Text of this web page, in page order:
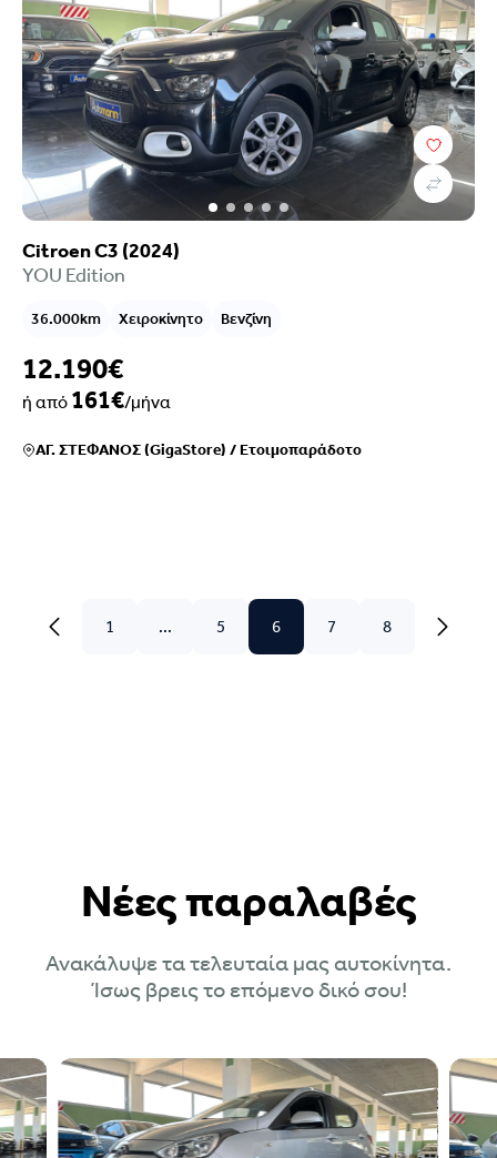
Citroen C3 (2024)
YOU Edition
36.000km Χειροκίνητο Βενζίνη
12.190€
ή από 161€/μήνα
ΑΓ. ΣΤΕΦΑΝΟΣ (GigaStore) /Ετοιμοπαράδοτο
1 ... 5 6 7 8
Νέες παραλαβές
Ανακάλυψε τα τελευταία μας αυτοκίνητα.
Ίσως βρεις το επόμενο δικό σου!